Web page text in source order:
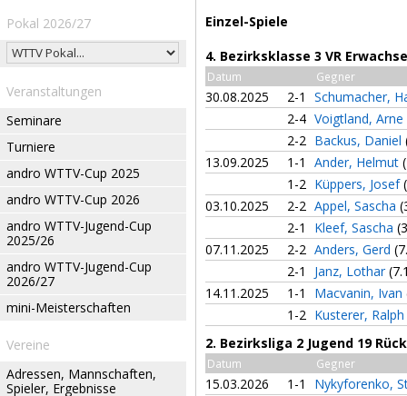
Pokal 2026/27
Veranstaltungen
Seminare
Turniere
andro WTTV-Cup 2025
andro WTTV-Cup 2026
andro WTTV-Jugend-Cup
2025/26
andro WTTV-Jugend-Cup
2026/27
mini-Meisterschaften
Vereine
Adressen, Mannschaften,
Spieler, Ergebnisse
Einzel-Spiele
4. Bezirksklasse 3 VR
Datum Gegner
30.08.2025 2-1
Schumacher,
2-4 Voigtland, Arne
2-2 Backus, Daniel
13.09.2025
1-1 Ander, Helmut
1-2 Küppers, Josef
03.10.2025
2-2 Appel, Sascha
2-1
Kleef, Sascha
07.11.2025
2-2 Anders, Gerd
2-1
Janz, Lothar
14.11.2025
1-1 Macvanin, Ivan
1-2 Kusterer, Ralph
2. Bezirksliga 2 Jugend 19
Datum Gegner
15.03.2026 1-1
Nykyforenko,